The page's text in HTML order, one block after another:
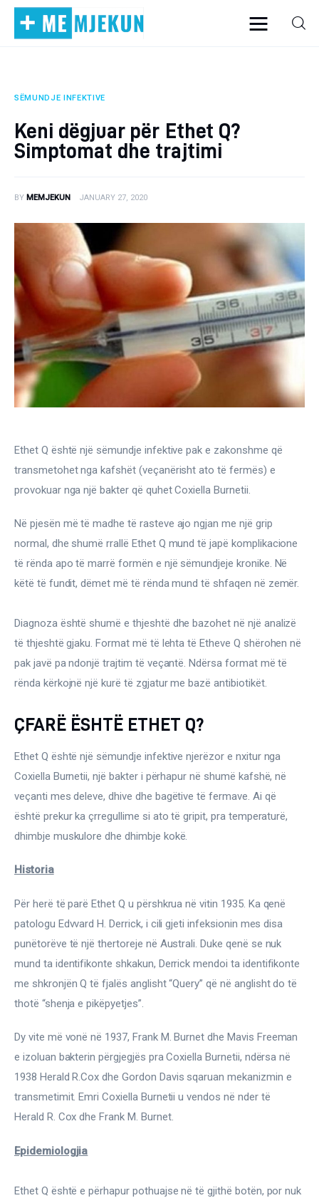
Home
Alergjite
Endokrinologji
Gastroeneterologji
Gjinekologji/ Andrologji
Hematologji
Intervista
Mirëqenie
Nena dhe Femija
Onkologji
Ortopedi dhe Fizioterapi
Pneumologji
Psikologji
Regjim ushqimor
Sëmundje infektive
COVID-19
Risite shkencore dhe mjekesore per COVID-19
Të njohim ilaçet/suplementet
SËMUNDJE INFEKTIVE
Keni dëgjuar për Ethet Q?
Simptomat dhe trajtimi
BY MEMJEKUN JANUARY 27, 2020
Ethet Q është një sëmundje infektive pak e zakonshme që
transmetohet nga kafshët (veçanërisht ato të fermës) e
provokuar nga një bakter që quhet Coxiella Burnetii.
Në pjesën më të madhe të rasteve ajo ngjan me një grip
normal, dhe shumë rrallë Ethet Q mund të japë komplikacione
të rënda apo të marrë formën e një sëmundjeje kronike. Në
këtë të fundit, dëmet më të rënda mund të shfaqen në zemër.
Diagnoza është shumë e thjeshtë dhe bazohet në një analizë
të thjeshtë gjaku. Format më të lehta të Etheve Q shërohen në
pak javë pa ndonjë trajtim të veçantë. Ndërsa format më të
rënda kërkojnë një kurë të zgjatur me bazë antibiotikët.
ÇFARË ËSHTË ETHET Q?
Ethet Q është një sëmundje infektive njerëzor e nxitur nga
Coxiella Burnetii, një bakter i përhapur në shumë kafshë, në
veçanti mes deleve, dhive dhe bagëtive të fermave. Ai që
është prekur ka çrregullime si ato të gripit, pra temperaturë,
dhimbje muskulore dhe dhimbje kokë.
Historia
Për herë të parë Ethet Q u përshkrua në vitin 1935. Ka qenë
patologu Edvvard H. Derrick, i cili gjeti infeksionin mes disa
punëtorëve të një thertoreje në Australi. Duke qenë se nuk
mund ta identifikonte shkakun, Derrick mendoi ta identifikonte
me shkronjën Q të fjalës anglisht “Query” që në anglisht do të
thotë “shenja e pikëpyetjes”.
Dy vite më vonë në 1937, Frank M. Burnet dhe Mavis Freeman
e izoluan bakterin përgjegjës pra Coxiella Burnetii, ndërsa në
1938 Herald R.Cox dhe Gordon Davis sqaruan mekanizmin e
transmetimit. Emri Coxiella Burnetii u vendos në nder të
Herald R. Cox dhe Frank M. Burnet.
Epidemiologjia
Ethet Q është e përhapur pothuajse në të gjithë botën, por nuk